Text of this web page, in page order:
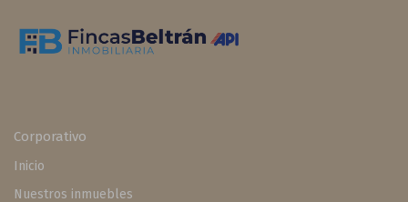
Corporativo
Inicio
Nuestros inmuebles